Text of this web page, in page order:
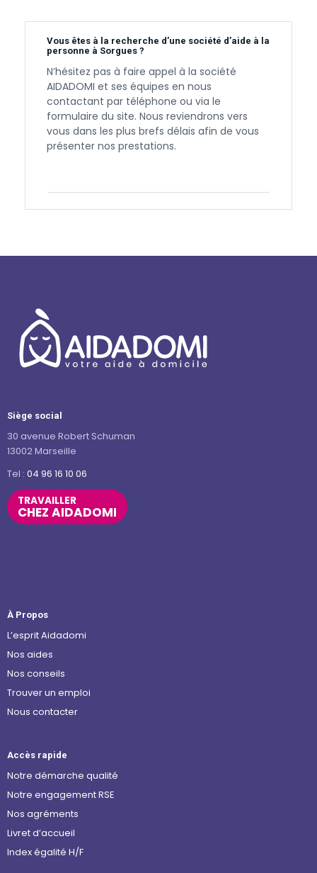
Vous êtes à la recherche d’une société d’aide à la
personne à Sorgues ?
N’hésitez pas à faire appel à la société
AIDADOMI et ses équipes en nous
contactant par téléphone ou via le
formulaire du site. Nous reviendrons vers
vous dans les plus brefs délais afin de vous
présenter nos prestations.
Siège social
30 avenue Robert Schuman
13002 Marseille
Tel : 04 96 16 10 06
TRAVAILLER
CHEZ AIDADOMI
À Propos
L’esprit Aidadomi
Nos aides
Nos conseils
Trouver un emploi
Nous contacter
Accès rapide
Notre démarche qualité
Notre engagement RSE
Nos agréments
Livret d’accueil
Index égalité H/F